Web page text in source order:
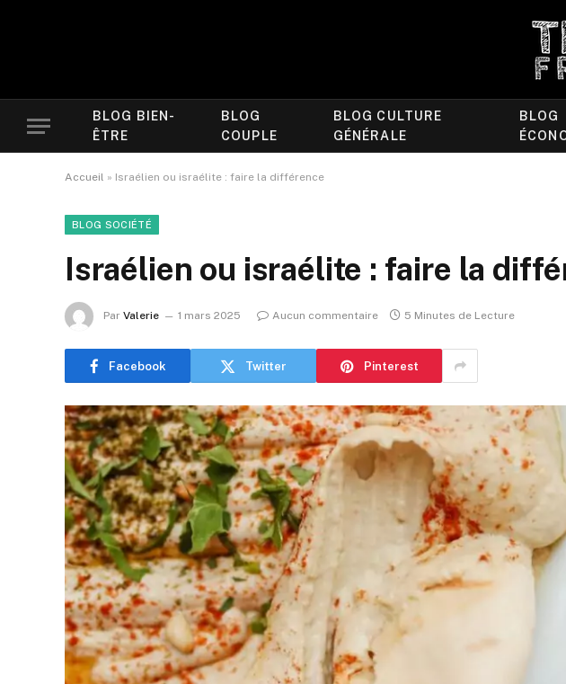
BLOG BIEN-
ÊTRE
BLOG
COUPLE
BLOG CULTURE
GÉNÉRALE
BLOG
Accueil » Israélien ou israélite : faire la différence
BLOG SOCIÉTÉ
Israélien ou israélite : faire la
Par Valerie 1 mars 2025 Aucun commentaire 5 Minutes de Lecture
Facebook Twitter Pinterest